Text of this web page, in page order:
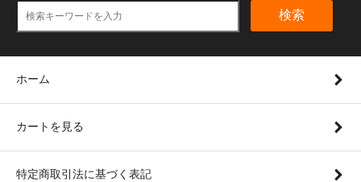
検索
ホーム
カートを見る
特定商取引法に基づく表記